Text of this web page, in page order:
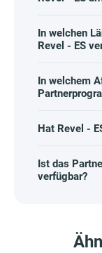
In welchen
Revel - ES
In welchem
Hat Revel -
Ist das
verfügbar?